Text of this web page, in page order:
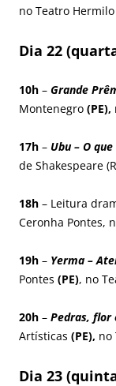
no Teatro
Dia 22
10h – Grande
Montenegro (PE),
17h – Ubu – O
de Shakespeare
18h – Leitura
Ceronha Pontes,
19h – Yerma –
Pontes (PE), no
20h – Pedras, flor
Artísticas (PE), no
Dia 23